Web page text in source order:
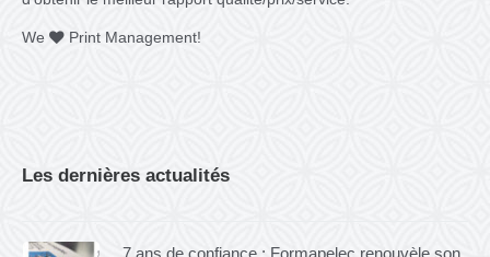
We Print Management!
Les dernières actualités
7 ans de confiance : Formapelec renouvèle son